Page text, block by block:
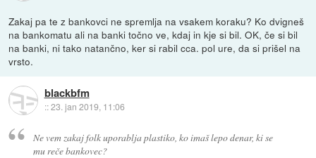
Zakaj pa te z bankovci ne spremlja na vsakem koraku? Ko dvigneš
na bankomatu ali na banki točno ve, kdaj in kje si bil. OK, če si bil
na banki, ni tako natančno, ker si rabil cca. pol ure, da si prišel na
vrsto.
blackbfm
::23. jan 2019, 11:06
Ne vem zakaj folk uporablja plastiko, ko imaš lepo denar, ki se
mu reče bankovec?